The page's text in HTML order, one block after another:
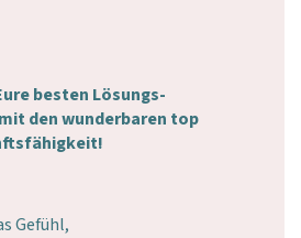
besten Lösungs-
den wunderbaren top
Gefühl,